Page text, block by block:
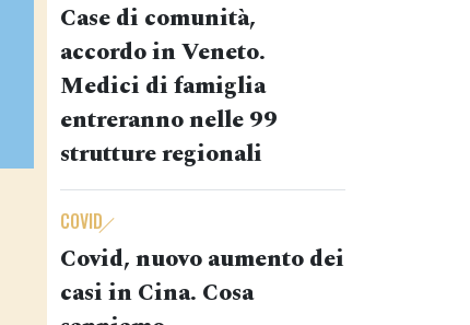
Case di comunità,
accordo in Veneto.
Medici di famiglia
entreranno nelle 99
strutture regionali
COVID
Covid, nuovo aumento dei
casi in Cina. Cosa